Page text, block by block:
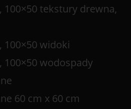
100×50 tekstury drewna,
100×50 widoki
100×50 wodospady
60 cm x 60 cm